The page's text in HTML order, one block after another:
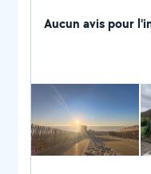
personnes meubles
massages relaxant.
Aucun avis pour